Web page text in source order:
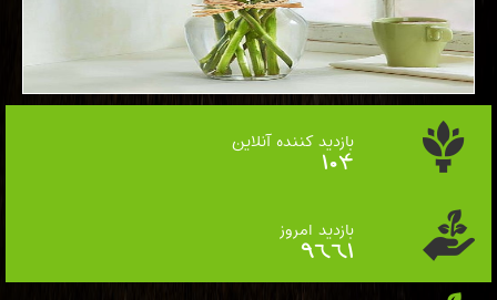
بازدید کننده آنلاین
114
بازدید امروز
10559